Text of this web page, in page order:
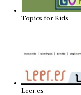
Topics for Kids
Leer.es